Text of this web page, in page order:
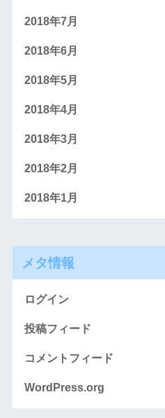
2018年7月
2018年6月
2018年5月
2018年4月
2018年3月
2018年2月
2018年1月
メタ情報
ログイン
投稿フィード
コメントフィード
WordPress.org